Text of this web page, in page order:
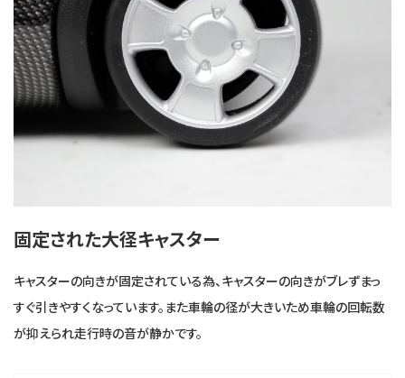
固定された大径キャスター
キャスターの向きが固定されている為、キャスターの向きがブレずまっ
すぐ引きやすくなっています。また車輪の径が大きいため車輪の回転数
が抑えられ走行時の音が静かです。